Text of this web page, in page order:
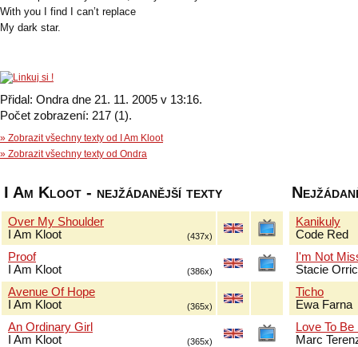
With you I find I can’t replace
My dark star.
Přidal: Ondra dne 21. 11. 2005 v 13:16.
Počet zobrazení: 217 (1).
» Zobrazit všechny texty od I Am Kloot
» Zobrazit všechny texty od Ondra
I Am Kloot - nejžádanější texty
Over My Shoulder
I Am Kloot
(437x)
Proof
I Am Kloot
(386x)
Avenue Of Hope
I Am Kloot
(365x)
An Ordinary Girl
I Am Kloot
(365x)
Kanikuly
Code Red
I'm Not
Stacie
Ticho
Ewa Farna
Love To
Marc